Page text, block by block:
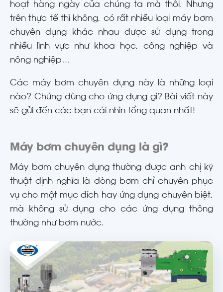
hoạt hàng ngày của chúng ta mà thôi. Nhưng
trên thực tế thì không, có rất nhiều loại máy bơm
chuyên dụng khác nhau được sử dụng trong
nhiều lĩnh vực như khoa học, công nghiệp và
nông nghiệp…
Các máy bơm chuyên dụng này là những loại
nào? Chúng dùng cho ứng dụng gì? Bài viết này
sẽ gửi đến các bạn cái nhìn tổng quan nhất!
Máy bơm chuyên dụng là gì?
Máy bơm chuyên dụng thường được anh chị kỹ
thuật định nghĩa là dòng bơm chỉ chuyên phục
vụ cho một mục đích hay ứng dụng chuyên biệt,
mà không sử dụng cho các ứng dụng thông
thường như bơm nước.